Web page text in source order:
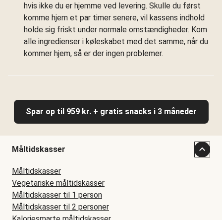
hvis ikke du er hjemme ved levering. Skulle du først
komme hjem et par timer senere, vil kassens indhold
holde sig friskt under normale omstændigheder. Kom
alle ingredienser i køleskabet med det samme, når du
kommer hjem, så er der ingen problemer.
Spar op til 959 kr. + gratis snacks i 3 måneder
Måltidskasser
Måltidskasser
Vegetariske måltidskasser
Måltidskasser til 1 person
Måltidskasser til 2 personer